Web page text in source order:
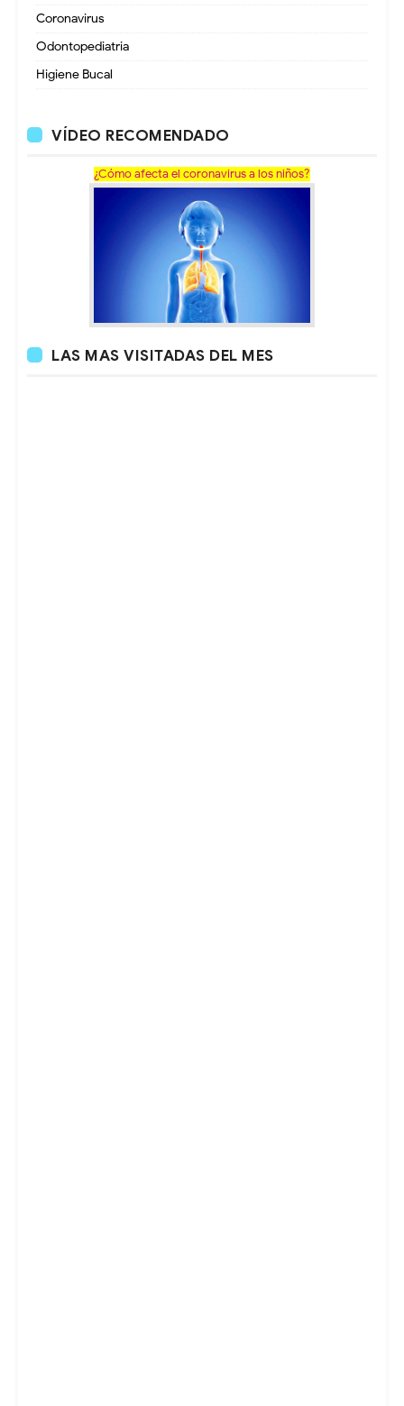
Coronavirus
Odontopediatria
Higiene Bucal
VÍDEO RECOMENDADO
¿Cómo afecta el coronavirus a los niños?
LAS MAS VISITADAS DEL MES